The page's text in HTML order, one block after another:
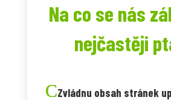
Na co se nás
nejčastěji
Zvládnu obsah stránek